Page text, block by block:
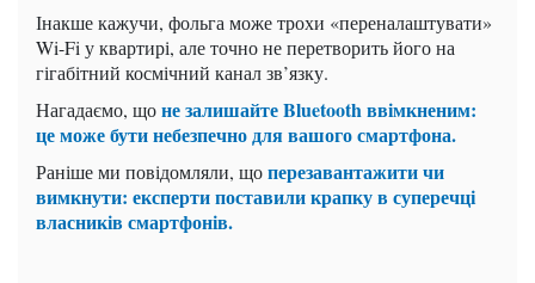
Інакше кажучи, фольга може трохи «переналаштувати»
Wi-Fi у квартирі, але точно не перетворить його на
гігабітний космічний канал зв’язку.
Нагадаємо, щоне залишайте Bluetooth ввімкненим:
це може бути небезпечно для вашого смартфона.
Раніше ми повідомляли, щоперезавантажити чи
вимкнути: експерти поставили крапку в суперечці
власників смартфонів.